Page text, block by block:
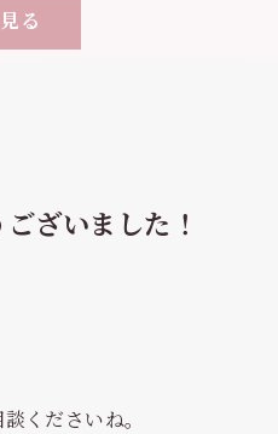
る
ざいました！
くださいね。